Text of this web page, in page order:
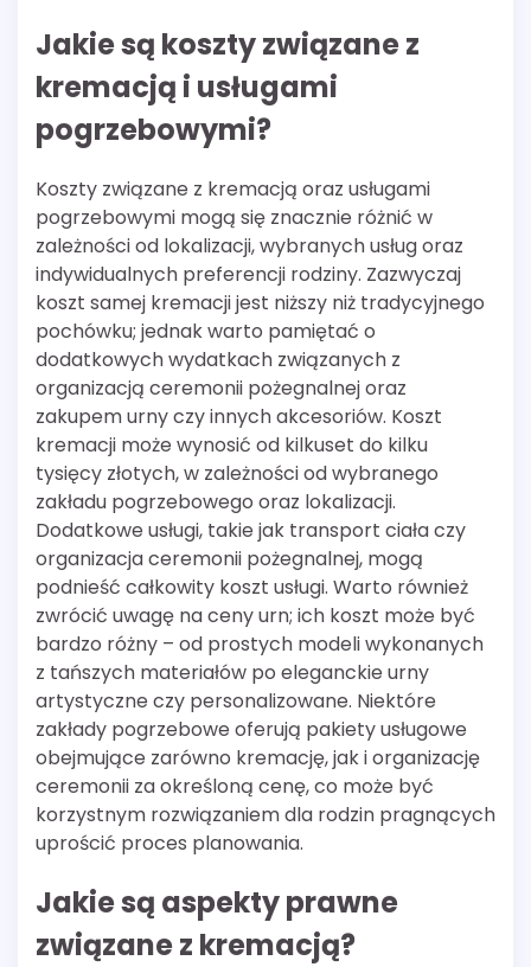
Jakie są koszty związane z
kremacją i usługami
pogrzebowymi?
Koszty związane z kremacją oraz usługami
pogrzebowymi mogą się znacznie różnić w
zależności od lokalizacji, wybranych usług oraz
indywidualnych preferencji rodziny. Zazwyczaj
koszt samej kremacji jest niższy niż tradycyjnego
pochówku; jednak warto pamiętać o
dodatkowych wydatkach związanych z
organizacją ceremonii pożegnalnej oraz
zakupem urny czy innych akcesoriów. Koszt
kremacji może wynosić od kilkuset do kilku
tysięcy złotych, w zależności od wybranego
zakładu pogrzebowego oraz lokalizacji.
Dodatkowe usługi, takie jak transport ciała czy
organizacja ceremonii pożegnalnej, mogą
podnieść całkowity koszt usługi. Warto również
zwrócić uwagę na ceny urn; ich koszt może być
bardzo różny – od prostych modeli wykonanych
z tańszych materiałów po eleganckie urny
artystyczne czy personalizowane. Niektóre
zakłady pogrzebowe oferują pakiety usługowe
obejmujące zarówno kremację, jak i organizację
ceremonii za określoną cenę, co może być
korzystnym rozwiązaniem dla rodzin pragnących
uprościć proces planowania.
Jakie są aspekty prawne
związane z kremacją?